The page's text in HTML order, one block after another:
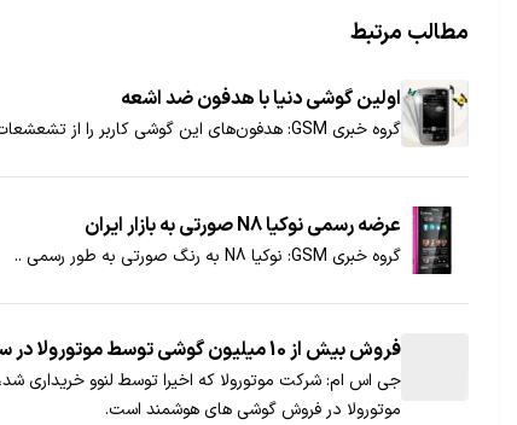
مطالب مرتبط
اولین گوشی دنیا با هدفون ضد اشعه‌
گروه خبری GSM: هدفون‌های این گوشی کاربر را از تشعشعات خطرناک تلفن همراه مصون می‌کنند...
عرضه رسمی نوکیا N8 صورتی به بازار ایران
گروه خبری GSM: نوکیا N8 به رنگ صورتی به طور رسمی ..
فروش بیش از 10 میلیون گوشی توسط موتورولا در سه ماهه پایانی 2014
موتورولا در فروش گوشی های هوشمند است.